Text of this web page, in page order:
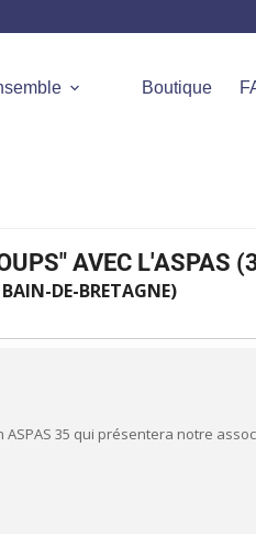
Boutique
AVEC L'ASPAS
DE-BRETAGNE)
35 qui présentera notre